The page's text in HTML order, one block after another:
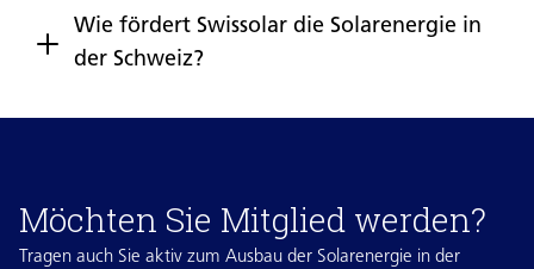
Wie fördert Swissolar die Solarenergie in
der Schweiz?
Möchten Sie Mitglied werden?
Tragen auch Sie aktiv zum Ausbau der Solarenergie in der